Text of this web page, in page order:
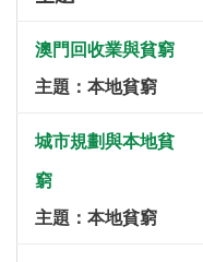
澳門回收業與貧窮
主題：本地貧窮
城市規劃與本地貧
窮
主題：本地貧窮